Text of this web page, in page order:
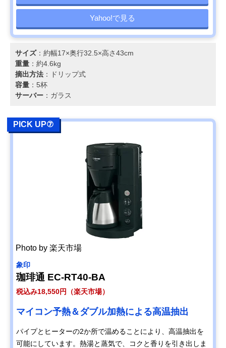
Yahoo!で見る
サイズ：約幅17×奥行32.5×高さ43cm
重量 ：約4.6kg
摘出方法 ：ドリップ式
容量 ：5杯
サーバー ：ガラス
PICK UP⑦
Photo by 楽天市場
象印
珈琲通 EC-RT40-BA
税込み18,550円（楽天市場）
マイコン予熱＆ダブル加熱による高温抽出
パイプとヒーターの2か所で温めることにより、高温抽出を
可能にしています。熱湯と蒸気で、コクと香りを引き出しま